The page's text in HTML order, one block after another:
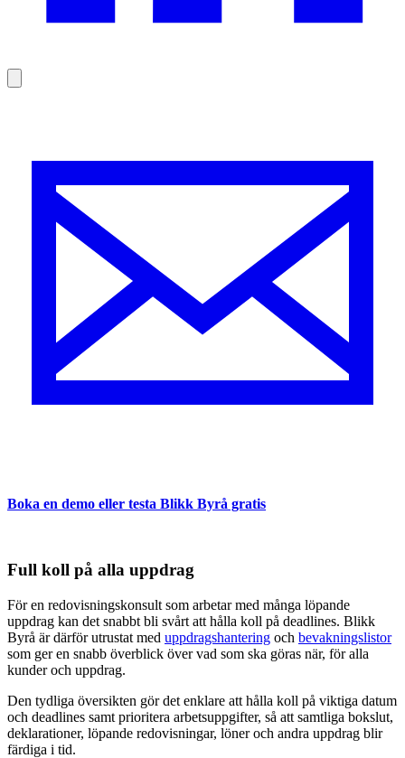
Boka en demo eller testa Blikk Byrå gratis
Full koll på alla uppdrag
För en redovisningskonsult som arbetar med många löpande
uppdrag kan det snabbt bli svårt att hålla koll på deadlines. Blikk
Byrå är därför utrustat med uppdragshantering och bevakningslistor
som ger en snabb överblick över vad som ska göras när, för alla
kunder och uppdrag.
Den tydliga översikten gör det enklare att hålla koll på viktiga datum
och deadlines samt prioritera arbetsuppgifter, så att samtliga bokslut,
deklarationer, löpande redovisningar, löner och andra uppdrag blir
färdiga i tid.